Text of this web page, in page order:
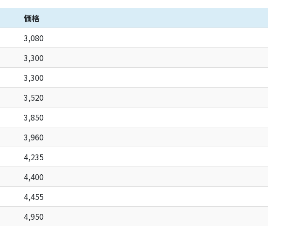
価格
3,080
3,300
3,300
3,520
3,850
3,960
4,235
4,400
4,455
4,950